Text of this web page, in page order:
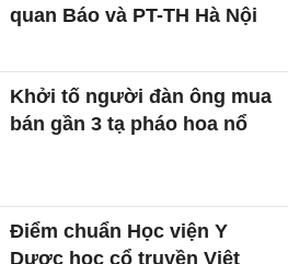
quan Báo và PT-TH Hà Nội
Khởi tố người đàn ông mua
bán gần 3 tạ pháo hoa nổ
Điểm chuẩn Học viện Y
Dược học cổ truyền Việt